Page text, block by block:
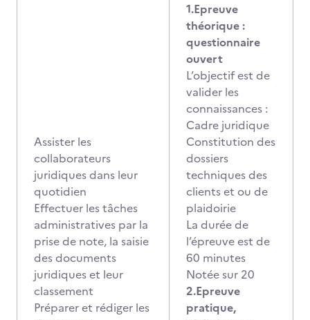
Assister les
collaborateurs
juridiques dans leur
quotidien
Effectuer les tâches
administratives par la
prise de note, la saisie
des documents
juridiques et leur
classement
Préparer et rédiger les
1.Epreuve
théorique :
questionnaire
ouvert
L’objectif est de
valider les
connaissances :
Cadre juridique
Constitution des
dossiers
techniques des
clients et ou de
plaidoirie
La durée de
l’épreuve est de
60 minutes
Notée sur 20
2.Epreuve
pratique,